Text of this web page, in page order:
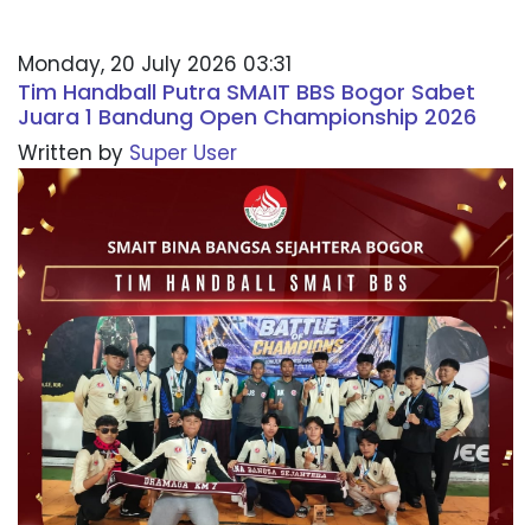
Monday, 20 July 2026 03:31
Tim Handball Putra SMAIT BBS Bogor Sabet
Juara 1 Bandung Open Championship 2026
Written by Super User